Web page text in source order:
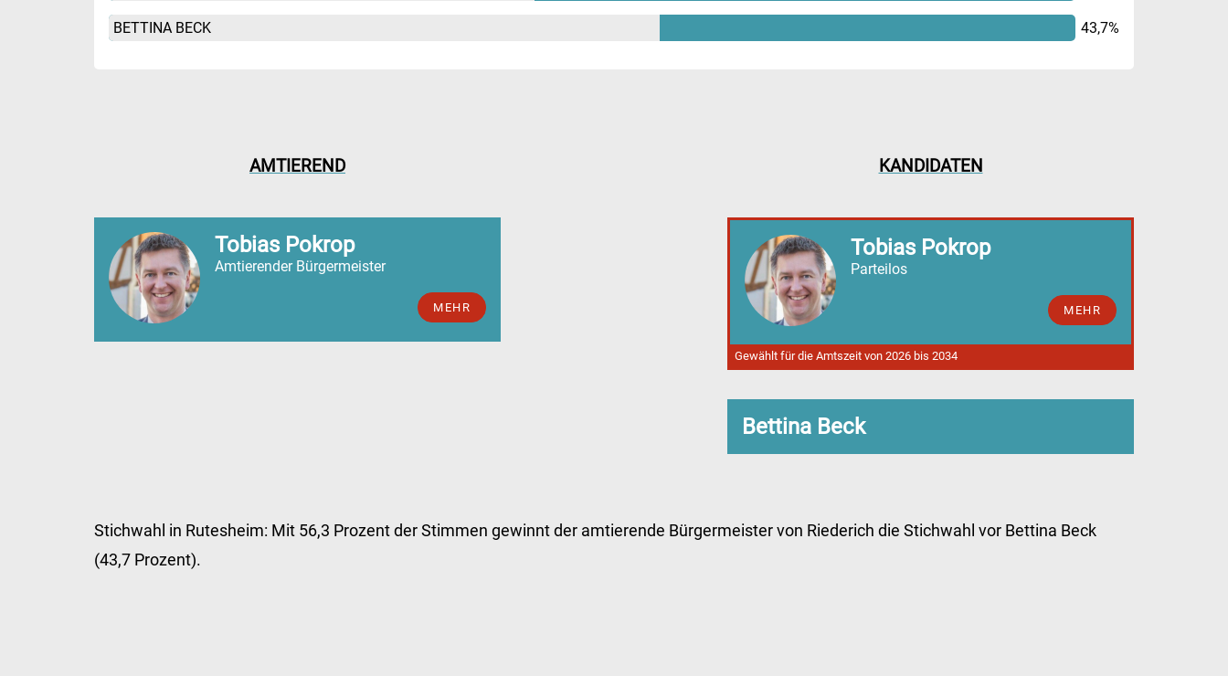
BETTINA BECK 43,7%
AMTIEREND
Tobias Pokrop
Amtierender Bürgermeister
MEHR
KANDIDATEN
Tobias Pokrop
Parteilos
MEHR
Gewählt für die Amtszeit von 2026 bis 2034
Bettina Beck
Stichwahl in Rutesheim: Mit 56,3 Prozent der Stimmen gewinnt der amtierende Bürgermeister von Riederich die Stichwahl vor Bettina Beck
(43,7 Prozent).